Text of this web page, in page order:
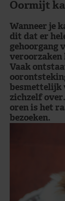
Oormijt
Wanneer je
dit dat er
gehoorgang
veroorzaken
Vaak
besmettelijk
zichzelf
oren is het
bezoeken.